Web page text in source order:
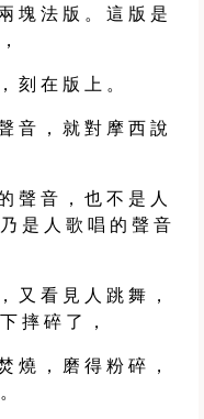
塊 法 版 。 這 版 是
刻 在 版 上 。
音 ， 就 對 摩 西 說
聲 音 ， 也 不 是 人
是 人 歌 唱 的 聲 音
又 看 見 人 跳 舞 ，
摔 碎 了 ，
燒 ， 磨 得 粉 碎 ，